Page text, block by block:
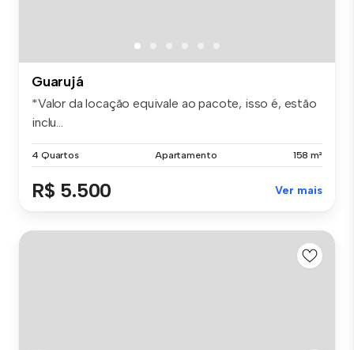
Guarujá
*Valor da locação equivale ao pacote, isso é, estão
inclu...
4 Quartos Apartamento 158 m²
R$ 5.500 Ver mais